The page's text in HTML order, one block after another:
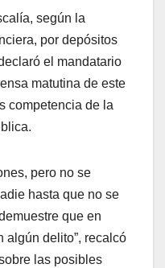
según la
por depósitos
el mandatario
matutina de este
competencia de la
pero no se
hasta que no se
que en
algún delito”, recalcó
las posibles